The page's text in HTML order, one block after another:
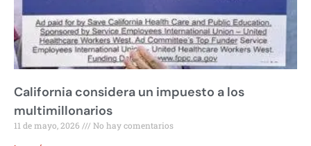
California considera un impuesto a los
multimillonarios
11 de mayo, 2026 No hay comentarios